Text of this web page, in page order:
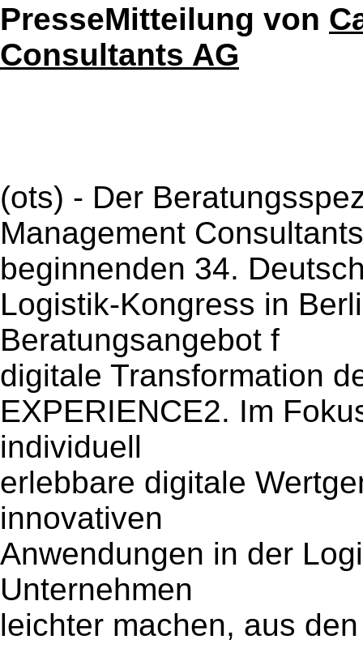
PresseMitteilung von
Consultants AG
(ots) - Der
Management
beginnenden 34.
Logistik-Kongress in
Beratungsangebot f
digitale Transformation
EXPERIENCE2. Im
individuell
erlebbare digitale
innovativen
Anwendungen in der
Unternehmen
leichter machen, aus